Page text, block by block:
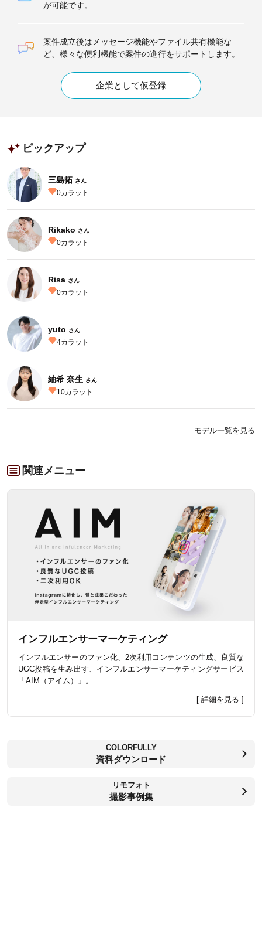
が可能です。
案件成立後はメッセージ機能やファイル共有機能な
ど、様々な便利機能で案件の進行をサポートします。
企業として仮登録
ピックアップ
三島拓 さん
0カラット
Rikako さん
0カラット
Risa さん
0カラット
yuto さん
4カラット
紬希 奈生 さん
10カラット
モデル一覧を見る
関連メニュー
インフルエンサーマーケティング
インフルエンサーのファン化、2次利用コンテンツの生成、良質な
UGC投稿を生み出す、インフルエンサーマーケティングサービス
「AIM（アイム）」。
[ 詳細を見る ]
COLORFULLY
資料ダウンロード
リモフォト
撮影事例集